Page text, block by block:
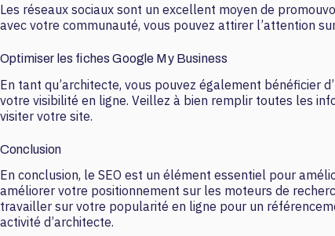
Les réseaux sociaux sont un excellent moyen de
avec votre communauté, vous pouvez attirer l’attention
Optimiser les fiches Google My Business
En tant qu’architecte, vous pouvez également bénéficier
votre visibilité en ligne. Veillez à bien remplir toutes les
visiter votre site.
Conclusion
En conclusion, le SEO est un élément essentiel pour
améliorer votre positionnement sur les moteurs de
travailler sur votre popularité en ligne pour un
activité d’architecte.